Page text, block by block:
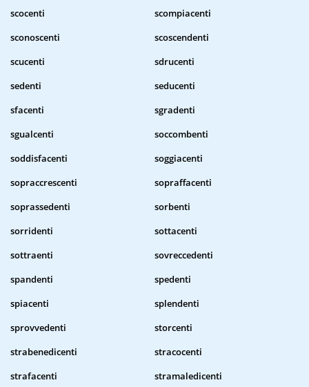
scocenti
scompiacenti
sconoscenti
scoscendenti
scucenti
sdrucenti
sedenti
seducenti
sfacenti
sgradenti
sgualcenti
soccombenti
soddisfacenti
soggiacenti
sopraccrescenti
sopraffacenti
soprassedenti
sorbenti
sorridenti
sottacenti
sottraenti
sovreccedenti
spandenti
spedenti
spiacenti
splendenti
sprovvedenti
storcenti
strabenedicenti
stracocenti
strafacenti
stramaledicenti